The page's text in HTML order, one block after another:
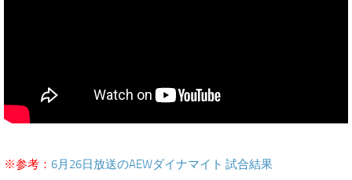
※参考： 6月26日放送のAEWダイナマイト 試合結果